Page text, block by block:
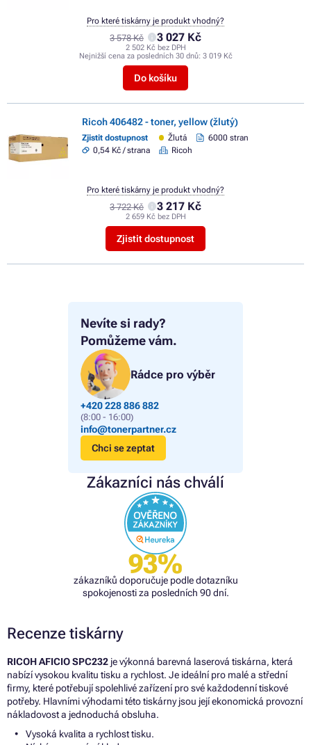
Nevíte si rady?
Pomůžeme vám.
Rádce pro výběr
+420 228 886 882
(8:00 - 16:00)
info@tonerpartner.cz
Chci se zeptat
Zákazníci nás chválí
93%
zákazníků doporučuje podle dotazníku
spokojenosti za posledních 90 dní.
3 578 Kč 3 027 Kč
2 502 Kč bez DPH
Nejnižší cena za posledních 30 dnů: 3 019 Kč
Do košíku
Pro které tiskárny je produkt vhodný?
Ricoh 406482 - toner, yellow (žlutý)
Zjistit dostupnost Žlutá
6000 stran
0,54 Kč / strana
Ricoh
3 722 Kč 3 217 Kč
2 659 Kč bez DPH
Zjistit dostupnost
Pro které tiskárny je produkt vhodný?
Recenze tiskárny
RICOH AFICIO SPC232 je výkonná barevná laserová tiskárna, která
nabízí vysokou kvalitu tisku a rychlost. Je ideální pro malé a střední
firmy, které potřebují spolehlivé zařízení pro své každodenní tiskové
potřeby. Hlavními výhodami této tiskárny jsou její ekonomická provozní
nákladovost a jednoduchá obsluha.
Vysoká kvalita a rychlost tisku.